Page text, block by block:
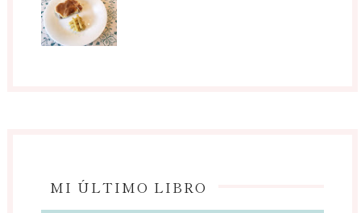
MI ÚLTIMO LIBRO